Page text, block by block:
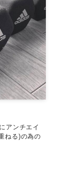
アンチエイ
ねる)の為の